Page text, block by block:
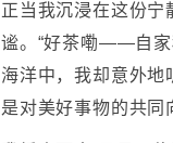
正当我沉浸在这份
谧。“好茶嘞——自家
海洋中，我却意外地
是对美好事物的共同